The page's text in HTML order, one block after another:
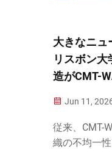
大きなニュ
リスボン
造がCMT-
Jun 11,
従来、CMT-
織の不均一